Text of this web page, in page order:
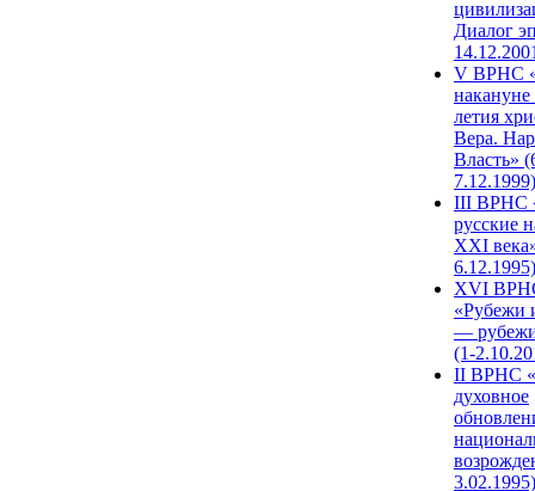
Диалог
V ВРНС
накануне
летия
Вера.
Власть»
7.12.1999)
III ВРНС
русские
XXI
6.12.1995)
XVI
«Рубежи
—
(1-
II ВРНС
духовное
3.02.1995)